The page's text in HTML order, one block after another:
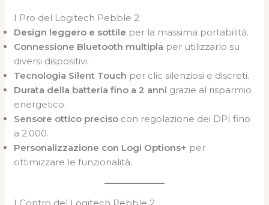
I Pro del Logitech Pebble 2
Design leggero e sottile per la massima portabilità.
Connessione Bluetooth multipla per utilizzarlo su
diversi dispositivi.
Tecnologia Silent Touch per clic silenziosi e discreti.
Durata della batteria fino a 2 anni grazie al risparmio
energetico.
Sensore ottico preciso con regolazione dei DPI fino
a 2.000.
Personalizzazione con Logi Options+ per
ottimizzare le funzionalità.